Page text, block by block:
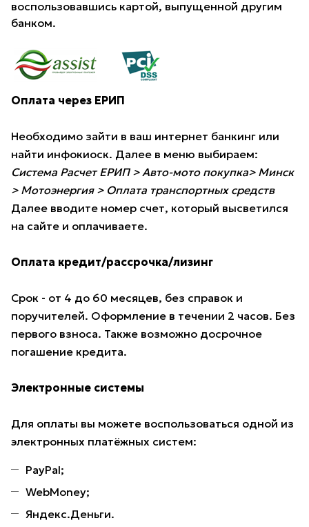
воспользовавшись картой, выпущенной другим
банком.
Оплата через ЕРИП
Необходимо зайти в ваш интернет банкинг или
найти инфокиоск. Далее в меню выбираем:
Система Расчет ЕРИП > Авто-мото покупка> Минск
> Мотоэнергия > Оплата транспортных средств
Далее вводите номер счет, который высветился
на сайте и оплачиваете.
Оплата кредит/рассрочка/лизинг
Срок - от 4 до 60 месяцев, без справок и
поручителей. Оформление в течении 2 часов. Без
первого взноса. Также возможно досрочное
погашение кредита.
Электронные системы
Для оплаты вы можете воспользоваться одной из
электронных платёжных систем:
PayPal;
WebMoney;
Яндекс.Деньги.